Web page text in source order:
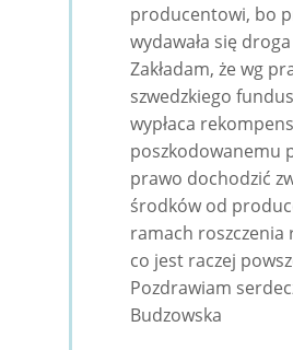
producentowi, bo
wydawała się
Zakładam, że wg
szwedzkiego
wypłaca
poszkodowanemu
prawo dochodzić
środków od
ramach roszczenia
co jest raczej
Pozdrawiam
Budzowska